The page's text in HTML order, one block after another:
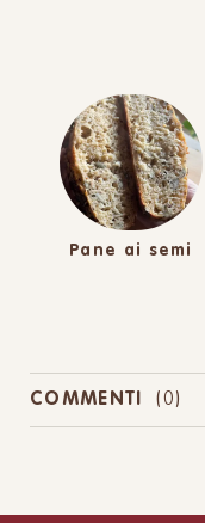
Pane ai semi
COMMENTI (0)